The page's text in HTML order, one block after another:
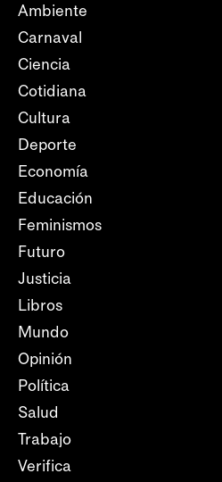
Ambiente
Carnaval
Ciencia
Cotidiana
Cultura
Deporte
Economía
Educación
Feminismos
Futuro
Justicia
Libros
Mundo
Opinión
Política
Salud
Trabajo
Verifica